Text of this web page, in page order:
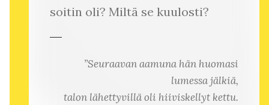
soitin oli? Miltä se kuulosti?
”Seuraavan aamuna hän huomasi
lumessa jälkiä,
talon lähettyvillä oli hiiviskellyt kettu.